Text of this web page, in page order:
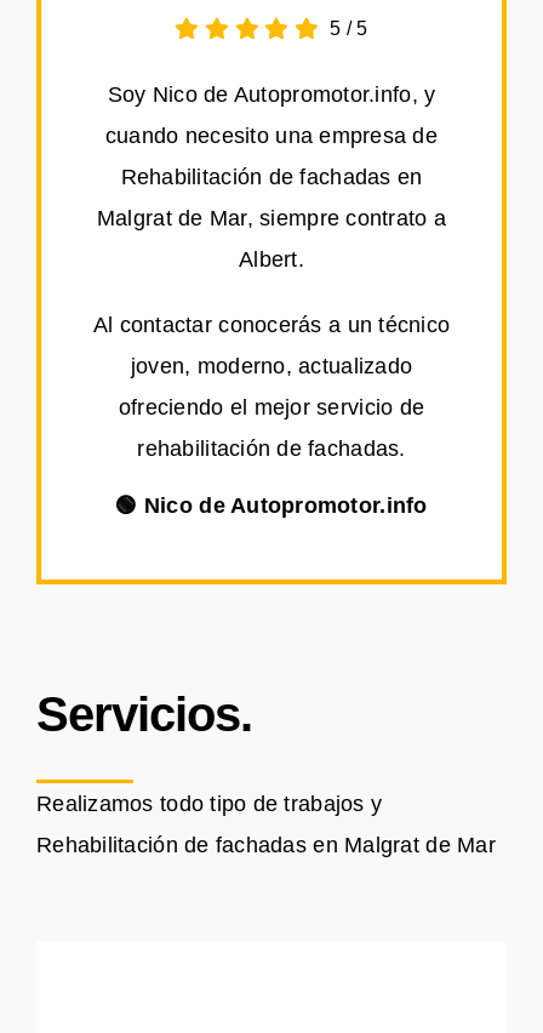
5 /5
Soy Nico de Autopromotor.info, y
cuando necesito una empresa de
Rehabilitación de fachadas en
Malgrat de Mar, siempre contrato a
Albert.
Al contactar conocerás a un técnico
joven, moderno, actualizado
ofreciendo el mejor servicio de
rehabilitación de fachadas.
🟢 Nico de Autopromotor.info
Servicios.
Realizamos todo tipo de trabajos y
Rehabilitación de fachadas en Malgrat de Mar